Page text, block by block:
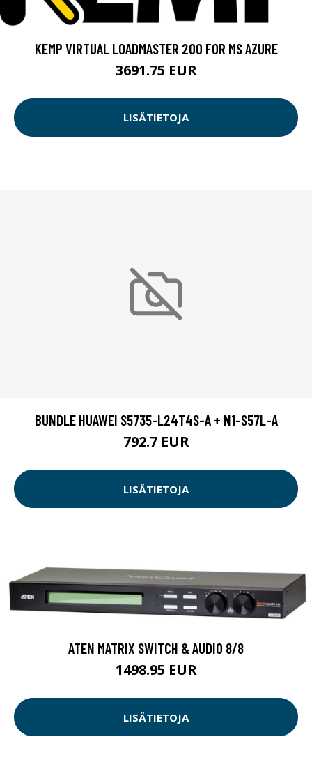
KEMP VIRTUAL LOADMASTER 200 FOR MS AZURE
3691.75 EUR
LISÄTIETOJA
BUNDLE HUAWEI S5735-L24T4S-A + N1-S57L-A
792.7 EUR
LISÄTIETOJA
ATEN MATRIX SWITCH & AUDIO 8/8
1498.95 EUR
LISÄTIETOJA